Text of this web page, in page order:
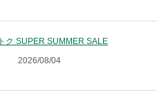
ク SUPER SUMMER SALE
2026/08/04